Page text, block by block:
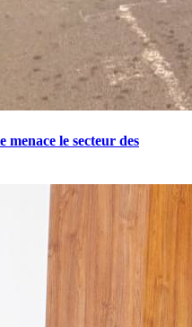
le secteur des